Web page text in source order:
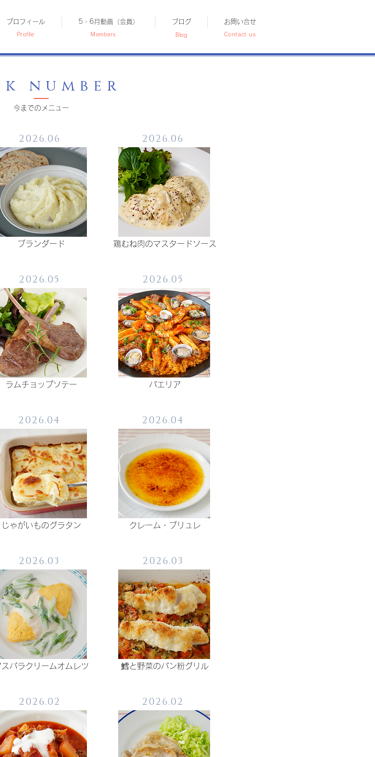
プロフィール 5・6月動画（会員） ブログ お問い合せ
Profile Members Blog Contact us
number
​今までのメニュー
2026.06
ブランダード
2026.05
​ラムチョップソテー
2026.04
じゃがいものグラタン
2026.03
スパラクリームオムレツ
2026.02
2026.06
鶏むね肉のマスタードソース
2026.05
パエリア
2026.04
クレーム・ブリュレ
2026.03
鱈と野菜のパン粉グリル
2026.02